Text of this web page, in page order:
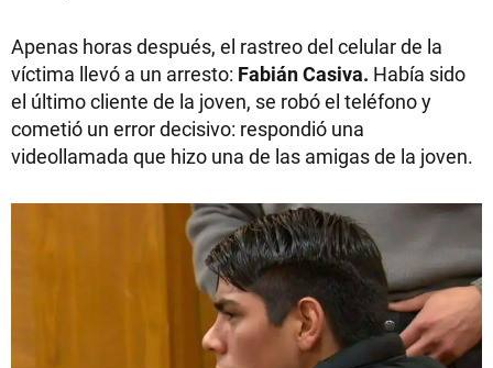
Apenas horas después, el rastreo del celular de la
víctima llevó a un arresto: Fabián Casiva. Había sido
el último cliente de la joven, se robó el teléfono y
cometió un error decisivo: respondió una
videollamada que hizo una de las amigas de la joven.